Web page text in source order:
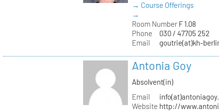
→ Course Offerings
→
Room NumberF 1.08
Phone
030 / 47705 252
Email
goutrie(at)kh-
Antonia Goy
Absolvent(in)
Email
Website http://